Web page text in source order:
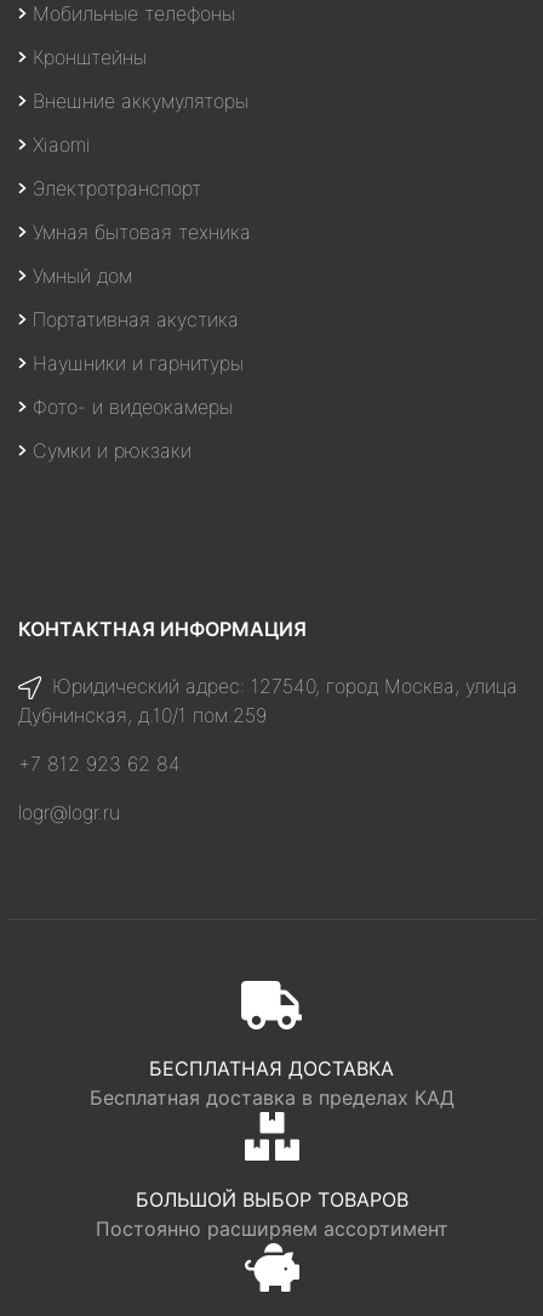
Мобильные телефоны
Кронштейны
Внешние аккумуляторы
Xiaomi
Электротранспорт
Умная бытовая техника
Умный дом
Портативная акустика
Наушники и гарнитуры
Фото- и видеокамеры
Сумки и рюкзаки
КОНТАКТНАЯ ИНФОРМАЦИЯ
Юридический адрес: 127540, город Москва, улица
Дубнинская, д.10/1 пом.259
+7 812 923 62 84
logr@logr.ru
БЕСПЛАТНАЯ ДОСТАВКА
Бесплатная доставка в пределах КАД
БОЛЬШОЙ ВЫБОР ТОВАРОВ
Постоянно расширяем ассортимент